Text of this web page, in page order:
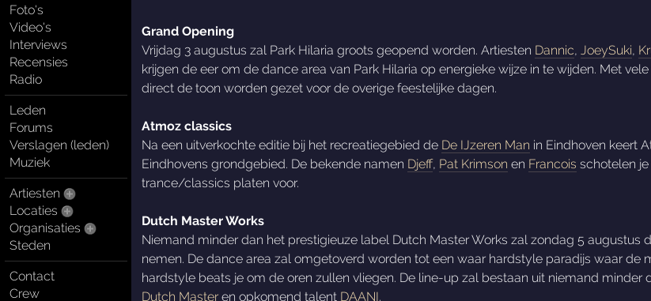
Foto's
Video's
Interviews
Recensies
Radio
Leden
Forums
Verslagen (leden)
Muziek
Artiesten
Locaties
Organisaties
Steden
Contact
Crew
Grand Opening
Vrijdag 3 augustus zal Park Hilaria groots geopend worden. Artiesten Dannic, JoeySuki,
krijgen de eer om de dance area van Park Hilaria op energieke wijze in te wijden. Met
direct de toon worden gezet voor de overige feestelijke dagen.
Atmoz classics
Na een uitverkochte editie bij het recreatiegebied de De IJzeren Man in Eindhoven keert
Eindhovens grondgebied. De bekende namen Djeff, Pat Krimson en Francois schotelen
trance/classics platen voor.
Dutch Master Works
Niemand minder dan het prestigieuze label Dutch Master Works zal zondag 5 augustus
nemen. De dance area zal omgetoverd worden tot een waar hardstyle paradijs waar de
hardstyle beats je om de oren zullen vliegen. De line-up zal bestaan uit niemand minder
Dutch Masteren opkomend talent DAANI.